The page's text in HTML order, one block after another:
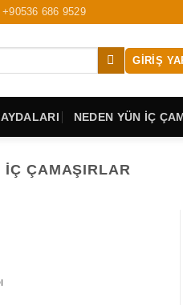
+90536 686 9529
GIRIŞ
NEDEN YÜN İÇ
İÇ ÇAMAŞIRLAR